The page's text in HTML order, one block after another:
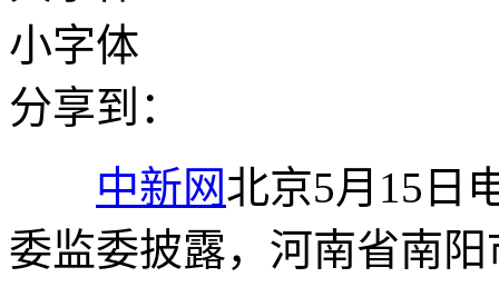
小字体
分享到：
中新网北京5月15日
委监委披露，河南省南